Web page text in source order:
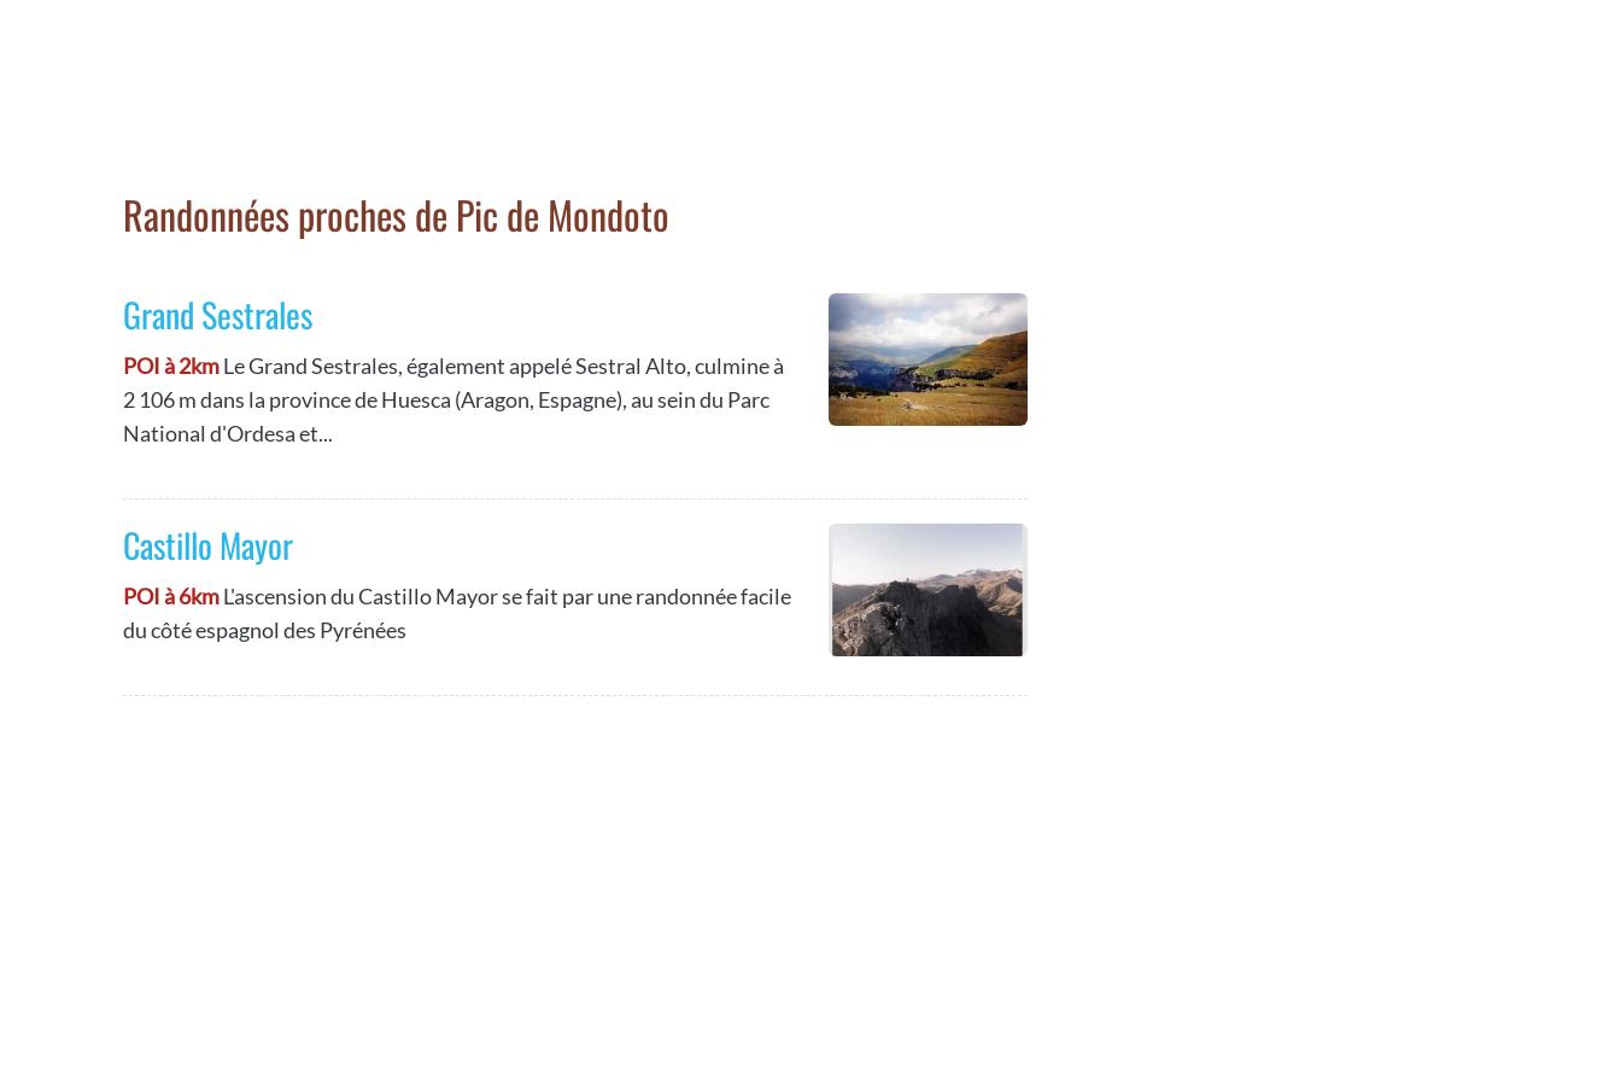
Randonnées proches de Pic de Mondoto
Grand Sestrales
POI à 2kmLe Grand Sestrales, également appelé Sestral Alto, culmine à
2 106 m dans la province de Huesca (Aragon, Espagne), au sein du Parc
National d'Ordesa et...
Castillo Mayor
POI à 6kmL'ascension du Castillo Mayor se fait par une randonnée facile
du côté espagnol des Pyrénées